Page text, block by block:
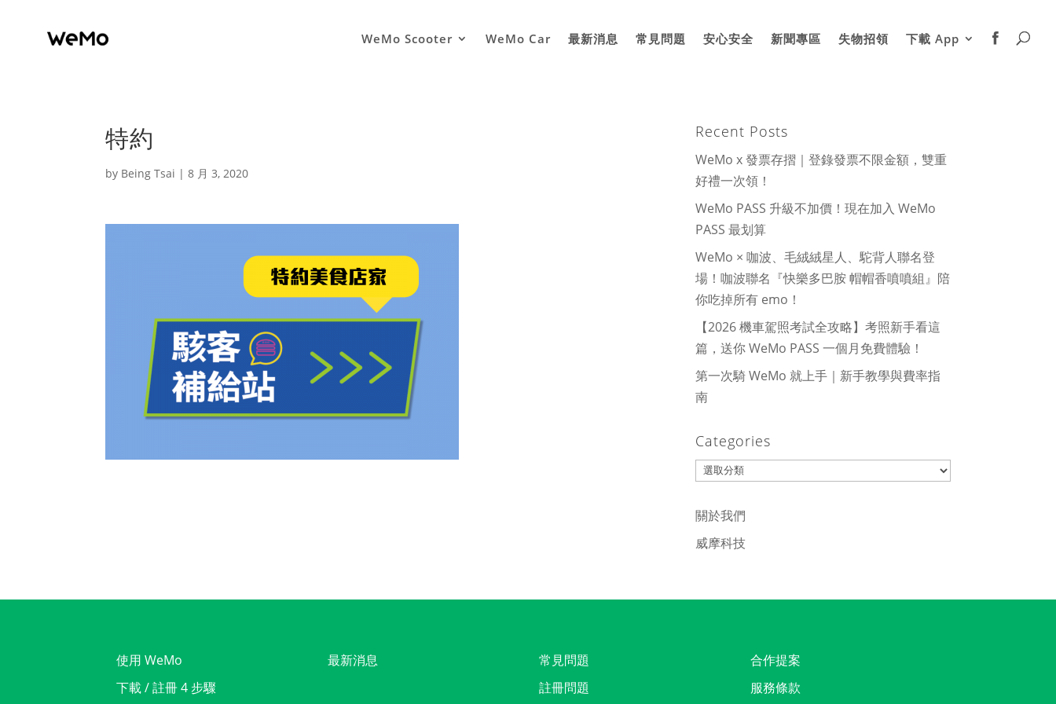
WeMo Scooter WeMo Car 最新消息 常見問題 安心安全 新聞專區 失物招領 下載 App
特約
by Being Tsai |8 月 3, 2020
Recent Posts
WeMo x 發票存摺｜登錄發票不限金額，雙重
好禮一次領！
WeMo PASS 升級不加價！現在加入 WeMo
PASS 最划算
WeMo × 咖波、毛絨絨星人、駝背人聯名登
場！咖波聯名『快樂多巴胺 帽帽香噴噴組』陪
你吃掉所有 emo！
【2026 機車駕照考試全攻略】考照新手看這
篇，送你 WeMo PASS 一個月免費體驗！
第一次騎 WeMo 就上手｜新手教學與費率指
南
Categories
Categories
關於我們
威摩科技
使用 WeMo
下載 / 註冊 4 步驟
最新消息
常見問題
註冊問題
合作提案
服務條款